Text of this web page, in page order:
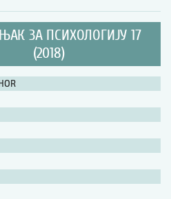
ЗА ПСИХОЛОГИЈУ 17
(2018)